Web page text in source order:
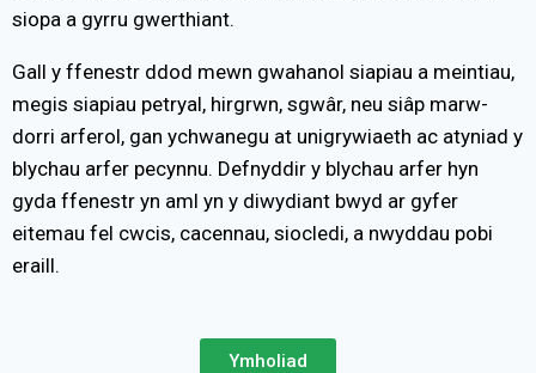
siopa a gyrru gwerthiant.
Gall y ffenestr ddod mewn gwahanol siapiau a meintiau,
megis siapiau petryal, hirgrwn, sgwâr, neu siâp marw-
dorri arferol, gan ychwanegu at unigrywiaeth ac atyniad y
blychau arfer pecynnu. Defnyddir y blychau arfer hyn
gyda ffenestr yn aml yn y diwydiant bwyd ar gyfer
eitemau fel cwcis, cacennau, siocledi, a nwyddau pobi
eraill.
Ymholiad